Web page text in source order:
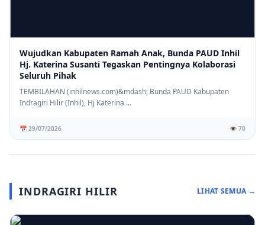
Wujudkan Kabupaten Ramah Anak, Bunda PAUD Inhil
Hj. Katerina Susanti Tegaskan Pentingnya Kolaborasi
Seluruh Pihak
TEMBILAHAN (inhilnews.com)&mdash; Bunda PAUD Kabupaten
Indragiri Hilir (Inhil), Hj Katerina ...
📅 29/07/2026 👁️ 70
INDRAGIRI HILIR LIHAT SEMUA →